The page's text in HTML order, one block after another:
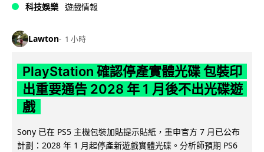
科技娛樂 遊戲情報
Lawton 1 小時
PlayStation 確認停產實體光碟 包裝印
出重要通告 2028 年 1 月後不出光碟遊
戲
Sony 已在 PS5 主機包裝加貼提示貼紙，重申官方 7 月已公布
計劃：2028 年 1 月起停產新遊戲實體光碟。分析師預期 PS6